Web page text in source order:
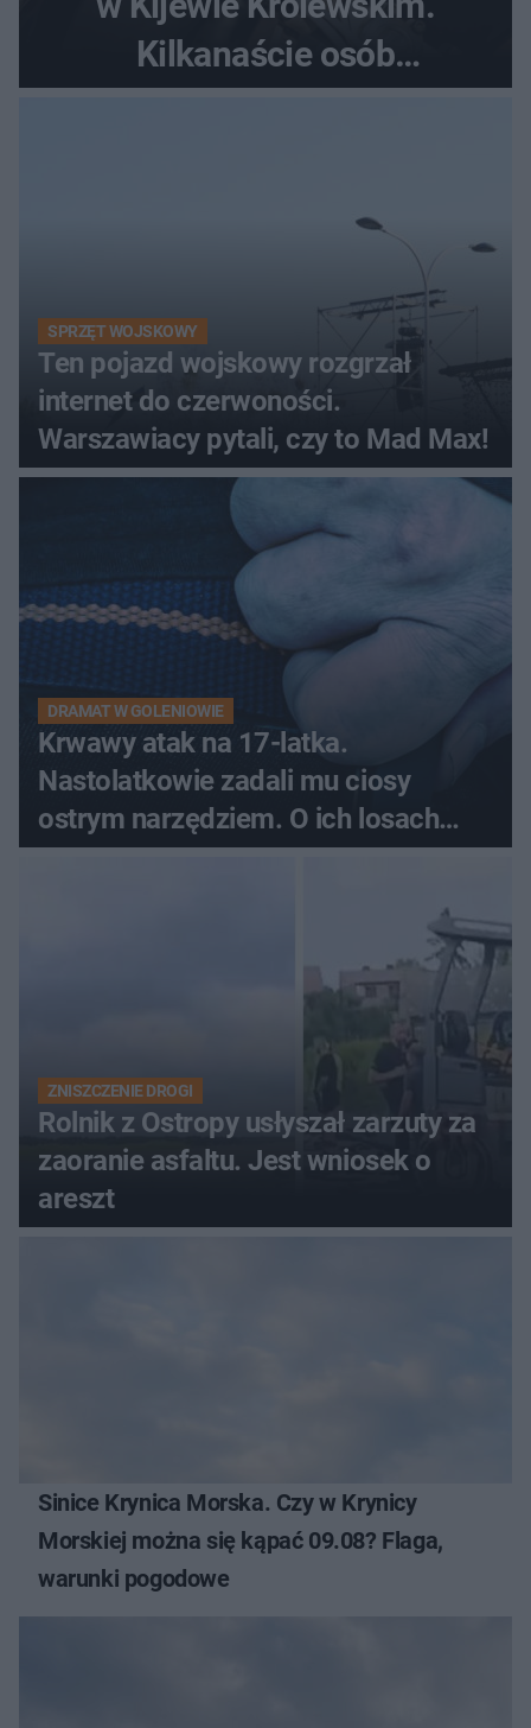
Kilkanaście osób
SPRZĘT WOJSKOWY
Ten pojazd wojskowy rozgrzał
internet do czerwoności.
Warszawiacy pytali, czy to Mad Max!
DRAMAT W GOLENIOWIE
Krwawy atak na 17-latka.
Nastolatkowie zadali mu ciosy
ostrym narzędziem. O ich losach
zdecyduje sąd rodzinny
ZNISZCZENIE DROGI
Rolnik z Ostropy usłyszał zarzuty za
zaoranie asfaltu. Jest wniosek o
areszt
Sinice Krynica Morska. Czy w Krynicy
Morskiej można się kąpać 09.08? Flaga,
warunki pogodowe